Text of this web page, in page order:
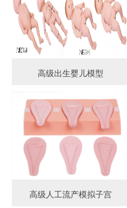
高级出生婴儿模型
高级人工流产模拟子宫